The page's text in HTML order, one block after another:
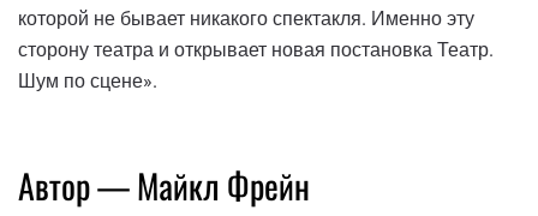
которой не бывает никакого спектакля. Именно эту
сторону театра и открывает новая постановка Театр.
Шум по сцене».
Автор — Майкл Фрейн